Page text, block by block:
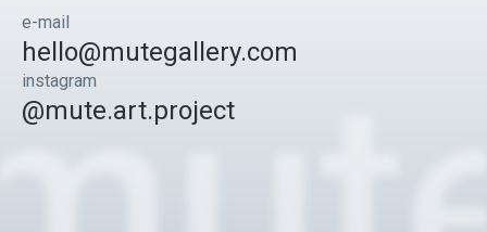
e-mail
hello@mutegallery.com
instagram
@mute.art.project